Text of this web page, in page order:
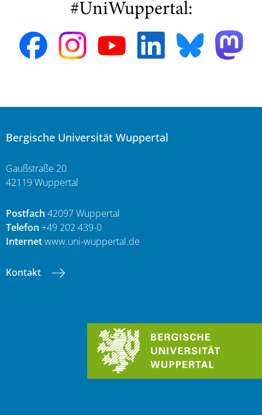
#UniWuppertal:
Bergische Universität Wuppertal
Gaußstraße 20
42119 Wuppertal
Postfach 42097 Wuppertal
Telefon +49 202 439-0
Internetwww.uni-wuppertal.de
Kontakt